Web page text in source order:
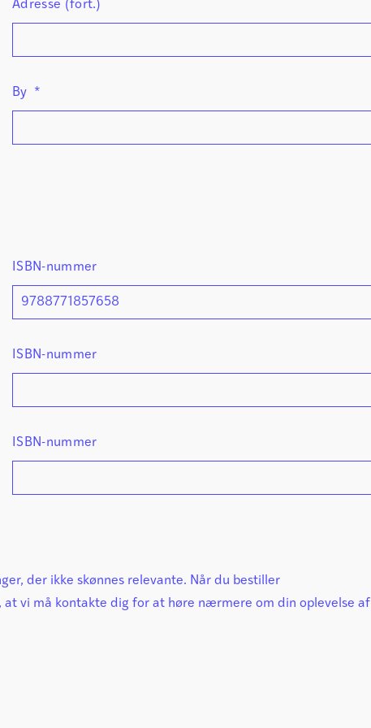
Adresse (fort.)
By *
ISBN-nummer
ISBN-nummer
ISBN-nummer
der ikke skønnes relevante. Når du bestiller
at vi må kontakte dig for at høre nærmere om din oplevelse af